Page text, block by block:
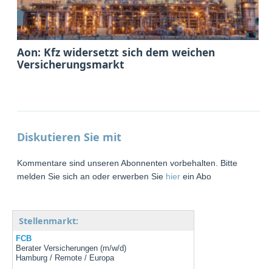
Aon: Kfz widersetzt sich dem weichen
Versicherungsmarkt
Diskutieren Sie mit
Kommentare sind unseren Abonnenten vorbehalten. Bitte
melden Sie sich an oder erwerben Sie hier ein Abo
Stellenmarkt:
FCB
Berater Versicherungen (m/w/d)
Hamburg / Remote / Europa